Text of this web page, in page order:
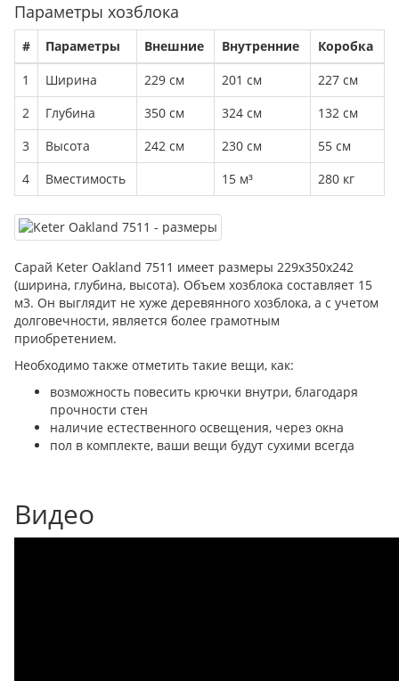
Параметры хозблока
# Параметры Внешние Внутренние
Коробка
1
Ширина 229 см 201 см
227 см
2
Глубина 350 см 324 см
132 см
3
Высота 242 см 230 см
55 см
4
Вместимость 15 м³ 280 кг
Сарай Keter Oakland 7511 имеет размеры 229х350х242
(ширина, глубина, высота). Объем хозблока составляет 15
м3. Он выглядит не хуже деревянного хозблока, а с учетом
долговечности, является более грамотным
приобретением.
Необходимо также отметить такие вещи, как:
возможность повесить крючки внутри, благодаря
прочности стен
наличие естественного освещения, через окна
пол в комплекте, ваши вещи будут сухими всегда
Видео